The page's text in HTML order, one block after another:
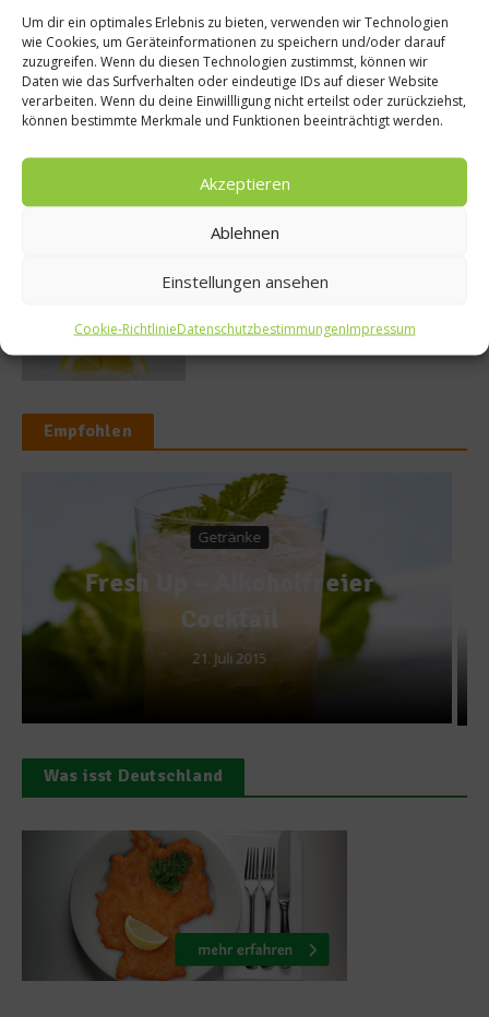
Um dir ein optimales Erlebnis zu bieten, verwenden wir Technologien
wie Cookies, um Geräteinformationen zu speichern und/oder darauf
zuzugreifen. Wenn du diesen Technologien zustimmst, können wir
Daten wie das Surfverhalten oder eindeutige IDs auf dieser Website
verarbeiten. Wenn du deine Einwillligung nicht erteilst oder zurückziehst,
können bestimmte Merkmale und Funktionen beeinträchtigt werden.
Akzeptieren
Ablehnen
Einstellungen ansehen
Cookie-RichtlinieDatenschutzbestimmungenImpressum
So bildet sich eine krosse
Schweinebratenkruste
Beachcomber – Alles über das Restaurant
Heinz Beck im Forte Village Resort
Was ist der Unterschied zwischen Limonen
Empfohlen
Rezepte
Gebackenes Steirer Hendl
nach einem Rezept von
Johann Lafer
Was isst Deutschland